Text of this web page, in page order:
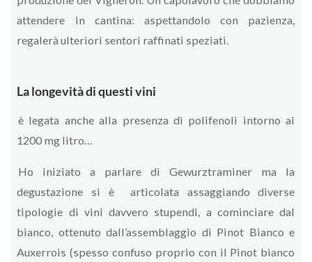
attendere in cantina: aspettandolo con pazienza,
regalerà ulteriori sentori raffinati speziati.
La longevità di questi vini
è legata anche alla presenza di polifenoli intorno ai
1200 mg litro…
Ho iniziato a parlare di Gewurztraminer ma la
degustazione si è articolata assaggiando diverse
tipologie di vini davvero stupendi, a cominciare dal
bianco, ottenuto dall’assemblaggio di Pinot Bianco e
Auxerrois (spesso confuso proprio con il Pinot bianco